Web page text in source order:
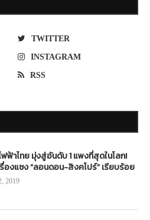
TWITTER
INSTAGRAM
RSS
ฟฟ้าไทย มุ่งสู่อันดับ 1 แพงที่สุดในโลก!
รื่องแซง “ลอนดอน-สิงคโปร์” เรียบร้อย
2019